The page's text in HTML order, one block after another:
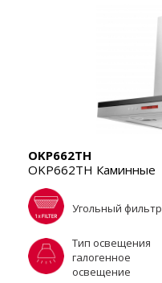
OKP662TH
OKP662TH Каминные
Угольный фильтр
Тип освещения
галогенное
освещение